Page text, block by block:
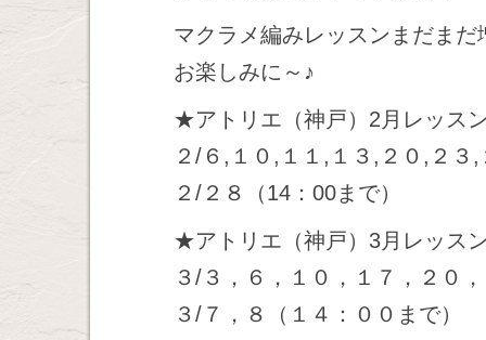
マクラメ編みレッスンまだまだ
お楽しみに～♪
★アトリエ（神戸）2月レッス
２/６,１０,１１,１３,２０,２３
２/２８（14：00まで）
★アトリエ（神戸）3月レッス
３/３，６，１０，１７，２０
３/７，８（１４：００まで）